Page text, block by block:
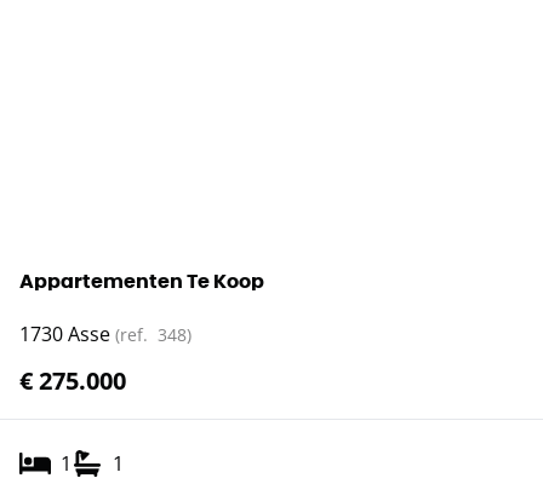
Appartementen Te Koop
1730 Asse (ref. 348)
€ 275.000
1 1